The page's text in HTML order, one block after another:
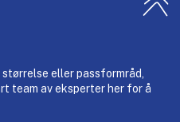
eller passformråd,
team av eksperter her for å